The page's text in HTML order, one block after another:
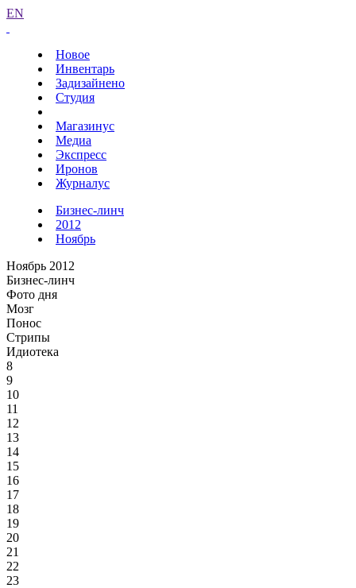
EN
Новое
Инвентарь
Задизайнено
Студия
Магазинус
Медиа
Экспресс
Иронов
Журналус
Бизнес-линч
2012
Ноябрь
Ноябрь 2012
Бизнес-линч
Фото дня
Мозг
Понос
Стрипы
Идиотека
8
9
10
11
12
13
14
15
16
17
18
19
20
21
22
23